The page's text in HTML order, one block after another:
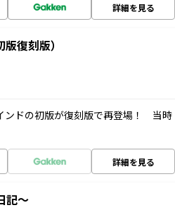
詳細を見る
復刻版）
ンドの初版が復刻版で再登場！ 当時
詳細を見る
記～